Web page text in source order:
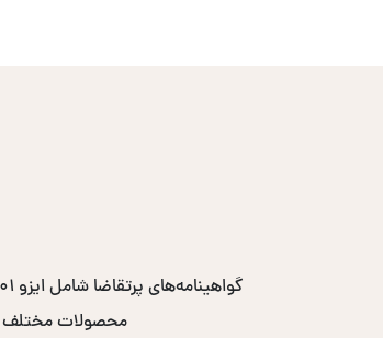
محصولات مختلف